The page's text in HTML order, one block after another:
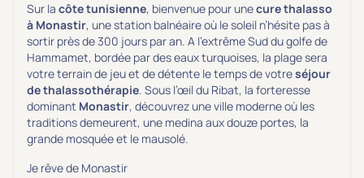
Établissements proches de chez moi
Km
Transports & hébergement
Soins sans hébergement
Sur la côte tunisienne, bienvenue pour unecure thalasso
à Monastir, une station balnéaire où le soleil n’hésite pas à
sortir près de 300 jours par an. A l’extrême Sud du golfe de
Hammamet, bordée par des eaux turquoises, la plage sera
votre terrain de jeu et de détente le temps de votreséjour
de thalassothérapie. Sous l’œil du Ribat, la forteresse
dominant Monastir, découvrez une ville moderne où les
traditions demeurent, une medina aux douze portes, la
grande mosquée et le mausolé.
Je rêve de Monastir